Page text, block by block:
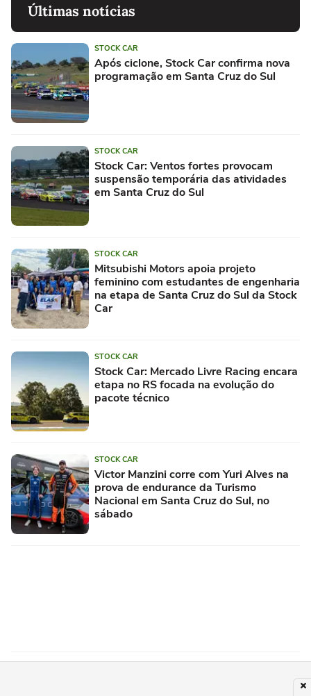
Últimas notícias
STOCK CAR
Após ciclone, Stock Car confirma nova
programação em Santa Cruz do Sul
STOCK CAR
Stock Car: Ventos fortes provocam
suspensão temporária das atividades
em Santa Cruz do Sul
STOCK CAR
Mitsubishi Motors apoia projeto
feminino com estudantes de engenharia
na etapa de Santa Cruz do Sul da Stock
Car
STOCK CAR
Stock Car: Mercado Livre Racing encara
etapa no RS focada na evolução do
pacote técnico
STOCK CAR
Victor Manzini corre com Yuri Alves na
prova de endurance da Turismo
Nacional em Santa Cruz do Sul, no
sábado